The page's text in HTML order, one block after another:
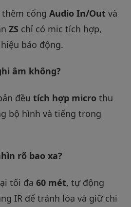
thêm cổng Audio In/Out và
ZS chỉ có mic tích hợp,
báo động.
âm không?
đều tích hợp micro thu
bộ hình và tiếng trong
rõ bao xa?
tối đa 60 mét, tự động
IR để tránh lóa và giữ chi